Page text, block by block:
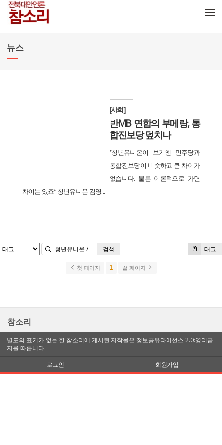
뉴스
[사회]
반MB 연합의 부메랑, 통
합진보당 덮치나
“청년유니온이 보기엔 민주당과
통합진보당이 비슷하고 큰 차이가
없습니다. 물론 이론적으로 가면
차이는 있죠” 청년유니온 김영...
태그
검색
첫 페이지 1 끝 페이지
참소리
별도의 표기가 없는 한 참소리에 게시된 저작물은 정보공유라이선스 2.0:영리금
지를 따릅니다.
로그인
회원가입